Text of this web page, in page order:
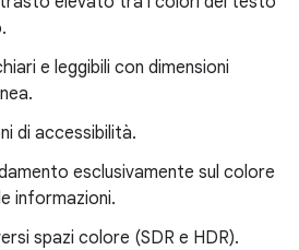
e leggibili con dimensioni
di accessibilità.
esclusivamente sul colore
informazioni.
spazi colore (SDR e HDR).